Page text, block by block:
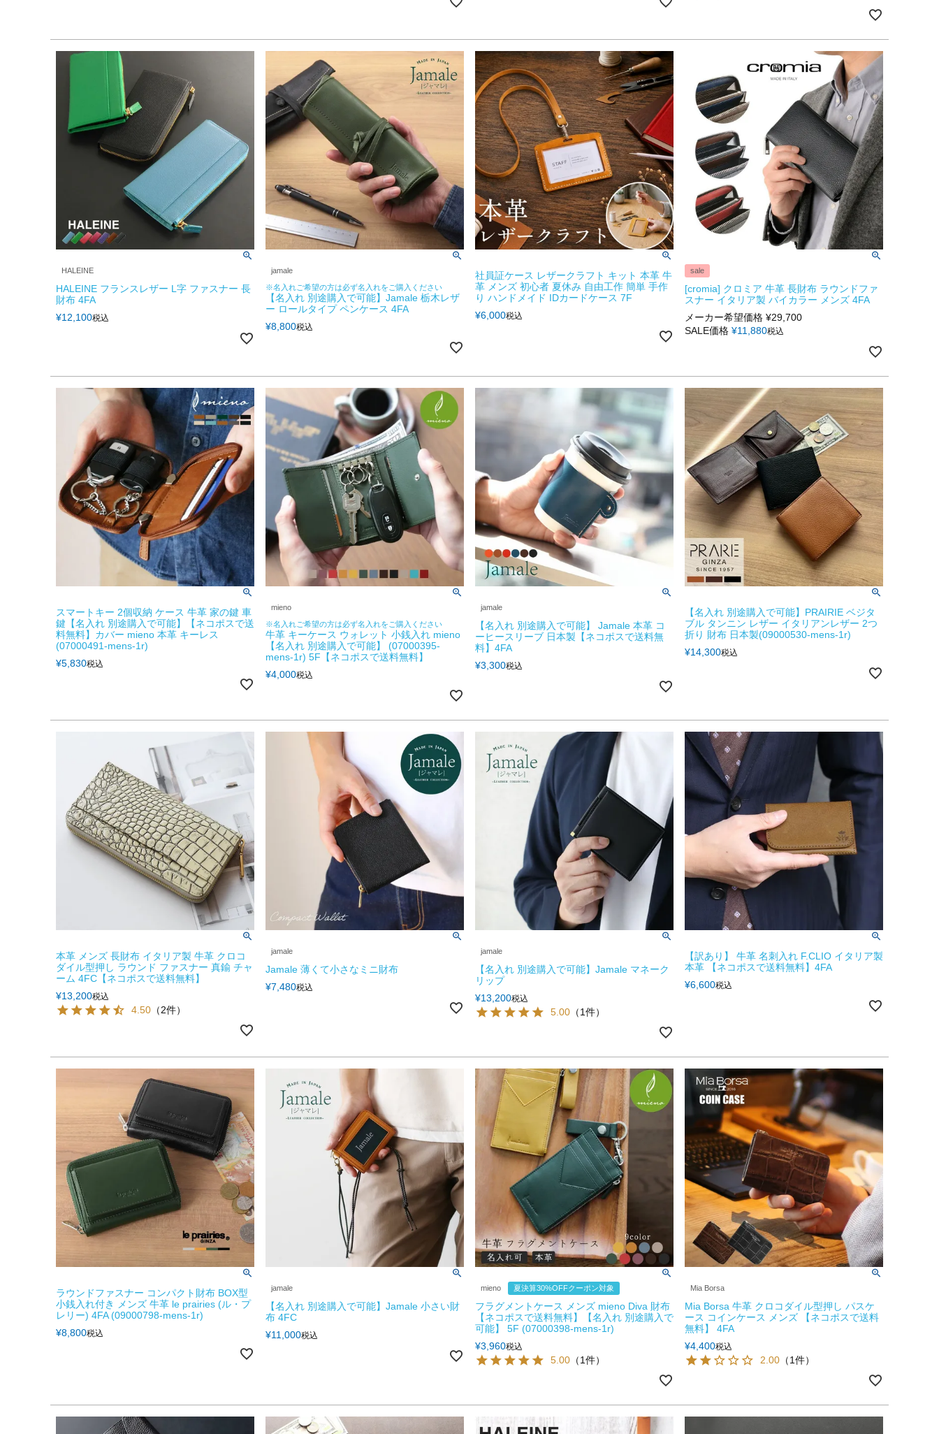
HALEINE
HALEINE フランスレザー L字 ファスナー 長
財布 4FA
¥12,100税込
jamale
※名入れご希望の方は必ず名入れをご購入ください
【名入れ 別途購入で可能】Jamale 栃木レザ
ー ロールタイプ ペンケース 4FA
¥8,800税込
社員証ケース レザークラフト キット 本革 牛
革 メンズ 初心者 夏休み 自由工作 簡単 手作
り ハンドメイド IDカードケース 7F
¥6,000税込
sale
[cromia] クロミア 牛革 長財布 ラウンドファ
スナー イタリア製 バイカラー メンズ 4FA
メーカー希望価格 ¥29,700
SALE価格 ¥11,880税込
スマートキー 2個収納 ケース 牛革 家の鍵 車
鍵【名入れ 別途購入で可能】【ネコポスで送
料無料】カバー mieno 本革 キーレス
(07000491-mens-1r)
¥5,830税込
mieno
※名入れご希望の方は必ず名入れをご購入ください
牛革 キーケース ウォレット 小銭入れ mieno
【名入れ 別途購入で可能】 (07000395-
mens-1r) 5F【ネコポスで送料無料】
¥4,000税込
jamale
【名入れ 別途購入で可能】 Jamale 本革 コ
ーヒースリーブ 日本製【ネコポスで送料無
料】4FA
¥3,300税込
【名入れ 別途購入で可能】PRAIRIE ベジタ
ブル タンニン レザー イタリアンレザー 2つ
折り 財布 日本製(09000530-mens-1r)
¥14,300税込
本革 メンズ 長財布 イタリア製 牛革 クロコ
ダイル型押し ラウンド ファスナー 真鍮 チャ
ーム 4FC【ネコポスで送料無料】
¥13,200税込
4.50 （2件）
jamale
Jamale 薄くて小さなミニ財布
¥7,480税込
jamale
【名入れ 別途購入で可能】Jamale マネーク
リップ
¥13,200税込
5.00 （1件）
【訳あり】 牛革 名刺入れ F.CLIO イタリア製
本革 【ネコポスで送料無料】4FA
¥6,600税込
ラウンドファスナー コンパクト財布 BOX型
小銭入れ付き メンズ 牛革 le prairies (ル・プ
レリー) 4FA (09000798-mens-1r)
¥8,800税込
jamale
【名入れ 別途購入で可能】Jamale 小さい財
布 4FC
¥11,000税込
mieno 夏決算30%OFFクーポン対象
フラグメントケース メンズ mieno Diva 財布
【ネコポスで送料無料】【名入れ 別途購入で
可能】 5F (07000398-mens-1r)
¥3,960税込
5.00 （1件）
Mia Borsa
Mia Borsa 牛革 クロコダイル型押し パスケ
ース コインケース メンズ 【ネコポスで送料
無料】 4FA
¥4,400税込
2.00 （1件）